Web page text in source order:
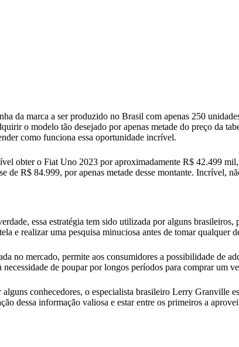
da marca a ser produzido no Brasil com apenas 250
o modelo tão desejado por apenas metade do preço da
como funciona essa oportunidade incrível.
obter o Fiat Uno 2023 por aproximadamente R$ 42.499
de R$ 84.999, por apenas metade desse montante. Incrível,
essa estratégia tem sido utilizada por alguns
e realizar uma pesquisa minuciosa antes de tomar qualquer
no mercado, permite aos consumidores a possibilidade de
de poupar por longos períodos para comprar um
conhecedores, o especialista brasileiro Lerry Granville
dessa informação valiosa e estar entre os primeiros a